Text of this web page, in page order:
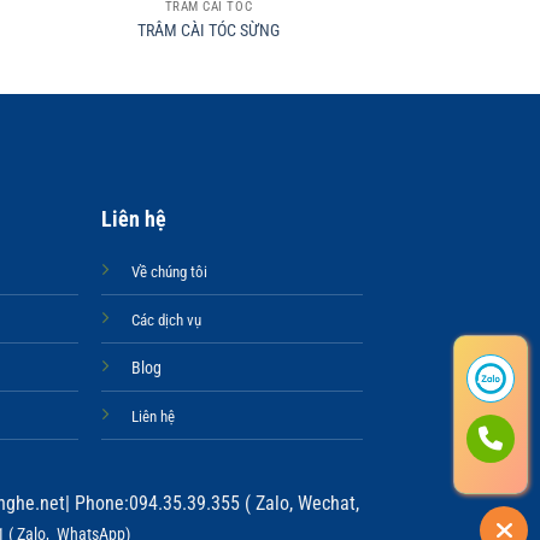
TRÂM CÀI TÓC
TRÂM CÀI TÓC SỪNG
Liên hệ
Về chúng tôi
Các dịch vụ
Blog
Liên hệ
| Phone:094.35.39.355 ( Zalo, Wechat,
( Zalo, WhatsApp)